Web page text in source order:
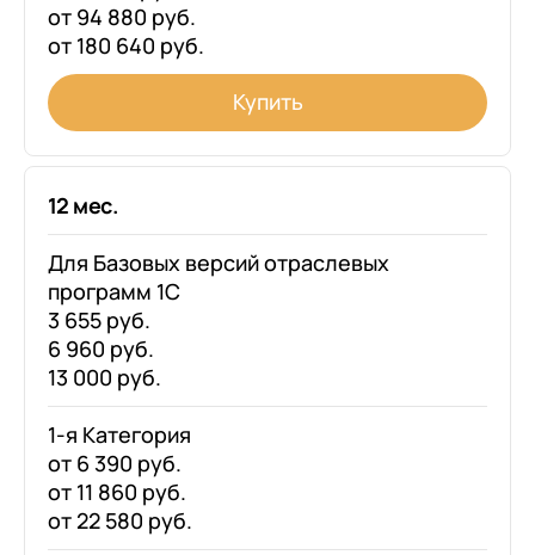
от 94 880 руб.
от 180 640 руб.
Купить
12 мес.
Для Базовых версий отраслевых
программ 1С
3 655 руб.
6 960 руб.
13 000 руб.
1-я Категория
от 6 390 руб.
от 11 860 руб.
от 22 580 руб.